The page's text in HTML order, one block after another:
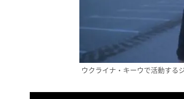
ウクライナ・キーウで活動する